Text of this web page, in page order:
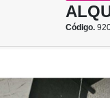
Código.